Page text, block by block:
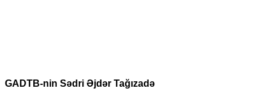
GADTB-nin Sədri Əjdər Tağızadə